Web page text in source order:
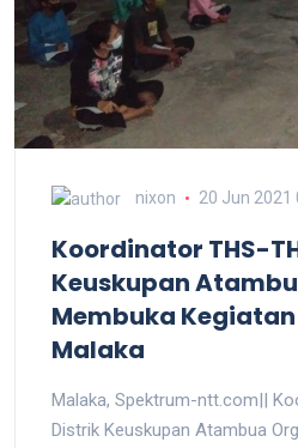
nixon 20 Jun 2021
Koordinator THS-
Keuskupan
Membuka
Malaka
Malaka, Spektrum-ntt.com||
Distrik Keuskupan Atambua